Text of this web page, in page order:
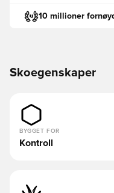
10 millioner
Skoegenskaper
BYGGET FOR
Kontroll